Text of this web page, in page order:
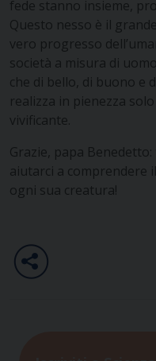
fede stanno insieme,
Questo nesso è il
vero progresso
società a misura di
che di bello, di buono e
realizza in pienezza
vivificante.
Grazie, papa
aiutarci a comprendere
ogni sua creatura!